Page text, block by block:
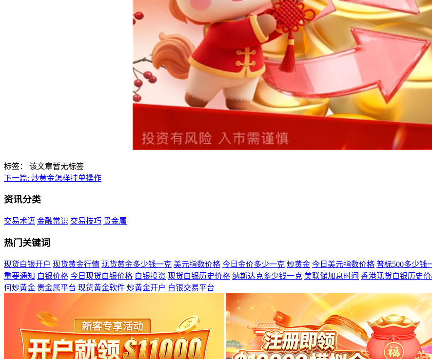
标签：
该文章暂无标签
下一篇: 炒黄金怎样挂单操作
资讯分类
交易术语 金融常识 交易技巧 贵金属
热门关键词
现货白银开户 现货黄金行情 现货黄金多少钱一克 美元指数价格 今日金价多少一克 炒黄金 今日美元指数价格 普标500多少钱
重要通知 白银价格 今日现货白银价格 白银投资 现货白银历史价格 纳斯达克多少钱一克 美联储加息时间 香港现货白银历史
何炒黄金 贵金属平台 现货黄金软件 炒黄金开户 白银交易平台